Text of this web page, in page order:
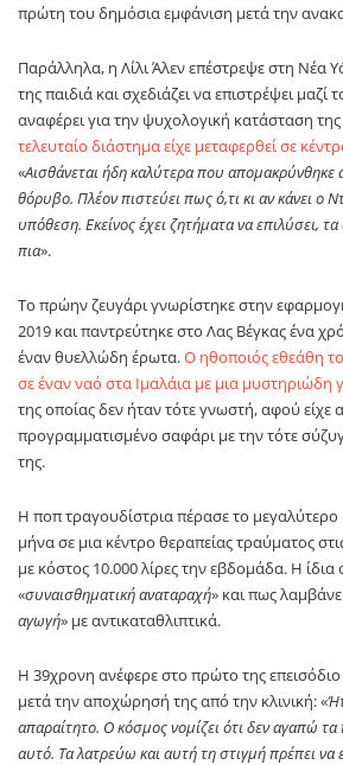
πρώτη του δημόσια εμφάνιση μετά την
Παράλληλα, η Λίλι Άλεν επέστρεψε στη Νέα
της παιδιά και σχεδιάζει να επιστρέψει
αναφέρει για την ψυχολογική κατάσταση
τελευταίο διάστημα είχε μεταφερθεί σε
«Αισθάνεται ήδη καλύτερα που απομακρύνθηκε
θόρυβο. Πλέον πιστεύει πως ό,τι κι αν κάνει ο
υπόθεση. Εκείνος έχει ζητήματα να επιλύσει,
πια».
Το πρώην ζευγάρι γνωρίστηκε στην
2019 και παντρεύτηκε στο Λας Βέγκας ένα
έναν θυελλώδη έρωτα.Ο ηθοποιός εθεάθη
σε έναν ναό στα Ιμαλάια με μια μυστηριώδη
της οποίας δεν ήταν τότε γνωστή, αφού είχε
προγραμματισμένο σαφάρι με την τότε
της.
Η ποπ τραγουδίστρια πέρασε το
μήνα σε μια κέντρο θεραπείας τραύματος
με κόστος 10.000 λίρες την εβδομάδα. Η
«συναισθηματική αναταραχή» και πως
αγωγή» με αντικαταθλιπτικά.
Η 39χρονη ανέφερε στο πρώτο της
μετά την αποχώρησή της από την κλινική: «
απαραίτητο. Ο κόσμος νομίζει ότι δεν αγαπώ τα
αυτό. Τα λατρεύω και αυτή τη στιγμή πρέπει να